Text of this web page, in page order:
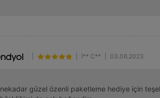
İ** C** 03.06.2023
nekadar güzel özenli paketleme hediye için